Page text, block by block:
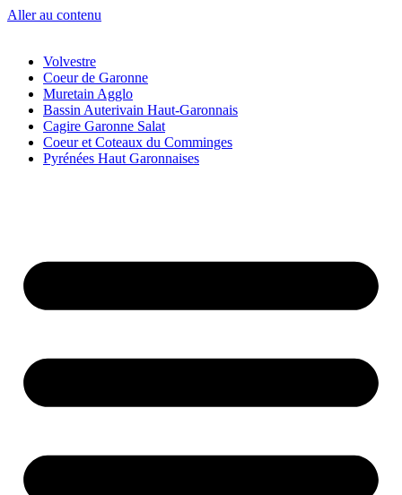
Aller au contenu
Volvestre
Coeur de Garonne
Muretain Agglo
Bassin Auterivain Haut-Garonnais
Cagire Garonne Salat
Coeur et Coteaux du Comminges
Pyrénées Haut Garonnaises